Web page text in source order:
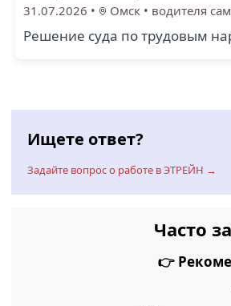
31.07.2026 • Омск • водителя
Решение суда по трудовым
Ищете ответ?
Задайте вопрос о работе в ЭТРЕЙН →
Часто
👉